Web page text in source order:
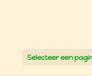
Selecteer een